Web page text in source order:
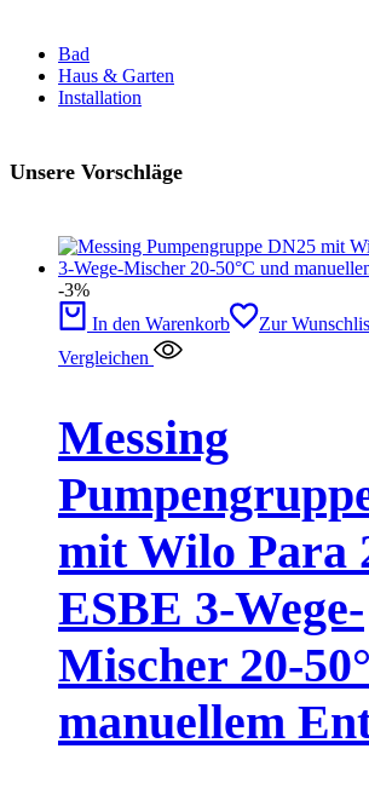
Bad
Haus & Garten
Installation
Unsere Vorschläge
-3%
In den Warenkorb
Zur
Vergleichen
Messing
mit Wilo Para
ESBE 3-Wege-
Mischer 20-
manuellem